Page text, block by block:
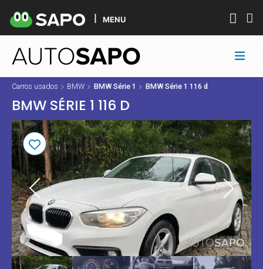
MENU
Carros usados BMW BMW Série 1 BMW Série 1 116 d
BMW SÉRIE 1 116 D